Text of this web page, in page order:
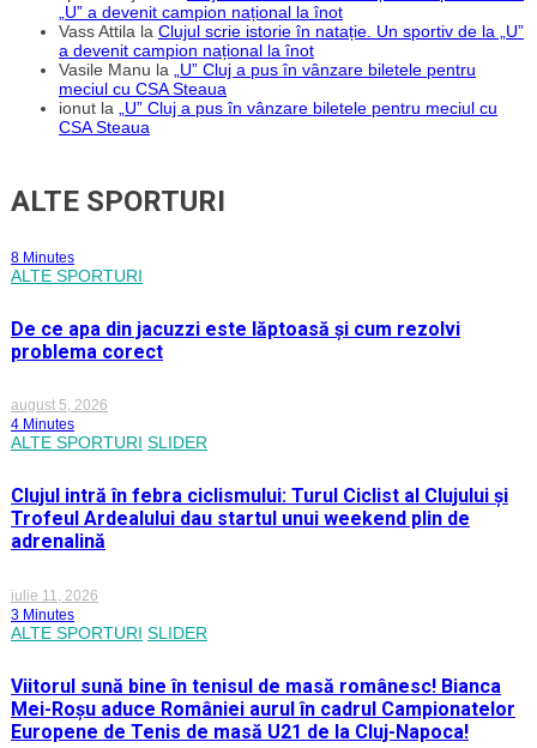
„U” a devenit campion național la înot
Vass Attila la Clujul scrie istorie în natație. Un sportiv de la „U”
a devenit campion național la înot
Vasile Manu la
„U” Cluj a pus în vânzare biletele pentru
meciul cu CSA Steaua
ionut la
„U” Cluj a pus în vânzare biletele pentru meciul cu
CSA Steaua
ALTE SPORTURI
8 Minutes
ALTE SPORTURI
De ce apa din jacuzzi este lăptoasă și cum rezolvi
problema corect
august 5, 2026
4 Minutes
ALTE SPORTURI SLIDER
Clujul intră în febra ciclismului: Turul Ciclist al Clujului și
Trofeul Ardealului dau startul unui weekend plin de
adrenalină
iulie 11, 2026
3 Minutes
ALTE SPORTURI SLIDER
Viitorul sună bine în tenisul de masă românesc! Bianca
Mei-Roșu aduce României aurul în cadrul Campionatelor
Europene de Tenis de masă U21 de la Cluj-Napoca!